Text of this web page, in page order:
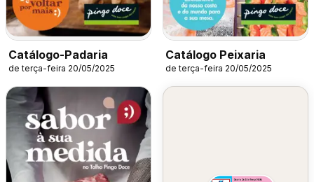
Catálogo-Padaria
de terça-feira 20/05/2025
Catálogo Peixaria
de terça-feira 20/05/2025